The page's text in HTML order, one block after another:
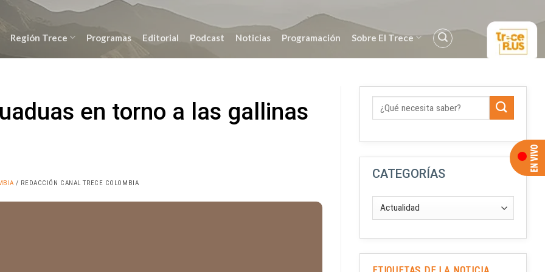
Región Trece Programas Editorial Podcast Noticias Programación Sobre El Trece
en torno a las gallinas
/ REDACCIÓN CANAL TRECE COLOMBIA
CATEGORÍAS